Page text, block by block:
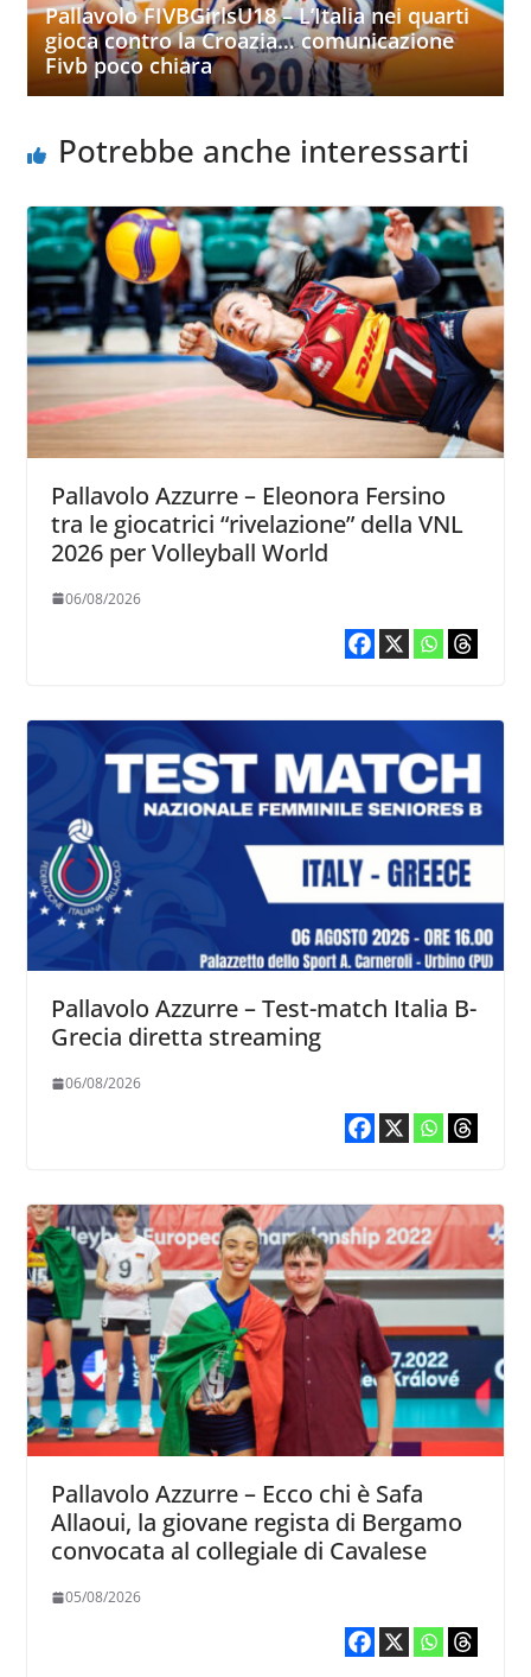
Pallavolo FIVBGirlsU18 – L’Italia nei quarti
gioca contro la Croazia… comunicazione
Fivb poco chiara
Potrebbe anche interessarti
Pallavolo Azzurre – Eleonora Fersino
tra le giocatrici “rivelazione” della VNL
2026 per Volleyball World
06/08/2026
Pallavolo Azzurre – Test-match Italia B-
Grecia diretta streaming
06/08/2026
Pallavolo Azzurre – Ecco chi è Safa
Allaoui, la giovane regista di Bergamo
convocata al collegiale di Cavalese
05/08/2026